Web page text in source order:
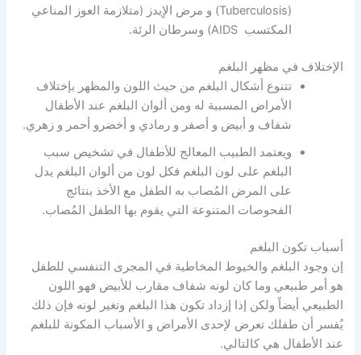
(Tuberculosis) و مرض الاٍيدز (متلازمة العوز المناعي
المكتسب AIDS) وسرطان الرئة.
الإختلاف في مظهر البلغم
تتنوع أشكال البلغم من حيث اللون والمظهر بإختلاف
الأمراض المسببة له ومن ألوان البلغم عند الأطفال
شفاف و أبيض و أصفر و رمادي و أخضرو أحمر و زهري.
ويعتمد الطبيب المعالج للأطفال في تشخيص سبب
البلغم على لون البلغم فكل لون من ألوان البلغم يدل
على المرض المُصاب به الطفل مع الأخذ بنتائج
الفحوصات المتنوعة التي يقوم بها الطفل المُصاب.
أسباب تكون البلغم
إن وجود البلغم والخيوط المخاطية في المجرى التنفسي للطفل
هو أمر طبيعي وما كان لونه شفاف مقارب للأبيض فهو اللون
الطبيعي أيضاً ولكن إذا إزداد تكون هذا البلغم وتغير لونه فإن ذلك
يُفسر أن طفلك تعرض لإحدى الأمراض و الأسباب المكونة للبلغم
عند الأطفال هي كالتالي.